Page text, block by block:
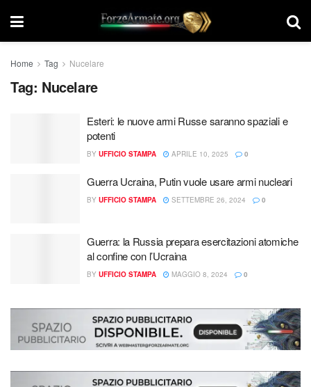
Home Tag Nucelare
Tag: Nucelare
Esteri: le nuove armi Russe saranno spaziali e
potenti
BY UFFICIO STAMPA APRILE 10, 2025 0
Guerra Ucraina, Putin vuole usare armi nucleari
BY UFFICIO STAMPA SETTEMBRE 26, 2024 0
Guerra: la Russia prepara esercitazioni atomiche
al confine con l’Ucraina
BY UFFICIO STAMPA MAGGIO 8, 2024 0